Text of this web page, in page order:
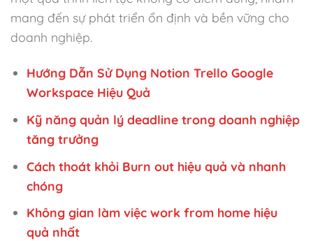
mang đến sự phát triển ổn định và bền vững cho
doanh nghiệp.
Hướng Dẫn Sử Dụng Notion Trello Google
Workspace Hiệu Quả
Kỹ năng quản lý deadline trong doanh nghiệp
tăng trưởng
Cách thoát khỏi Burn out hiệu quả và nhanh
chóng
Không gian làm việc work from home hiệu
quả nhất